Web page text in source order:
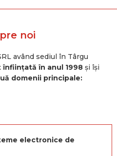
noi
având sediul în Târgu
înființată în anul 1998 și își
domenii principale:
electronice de